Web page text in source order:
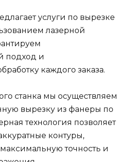
услуги по вырезке
лазерной
подход и
каждого заказа.
станка мы осуществляем
вырезку из фанеры по
технология позволяет
контуры,
точность и